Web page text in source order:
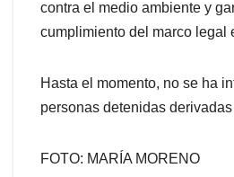
contra el medio ambiente y
cumplimiento del marco legal
Hasta el momento, no se ha
personas detenidas
FOTO: MARÍA MORENO